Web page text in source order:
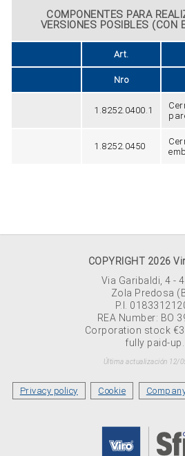
COMPONENTES PARA
VERSIONES POSIBLES (CON
Art.
Nro
1.8252.0400.1
1.8252.0450
COPYRIGHT 2026
Via Garibaldi, 4 -
Zola Predosa
P.I.
REA Number: BO
Corporation stock
fully paid-up.
Última actualización 12/
Privacy policy Cookie